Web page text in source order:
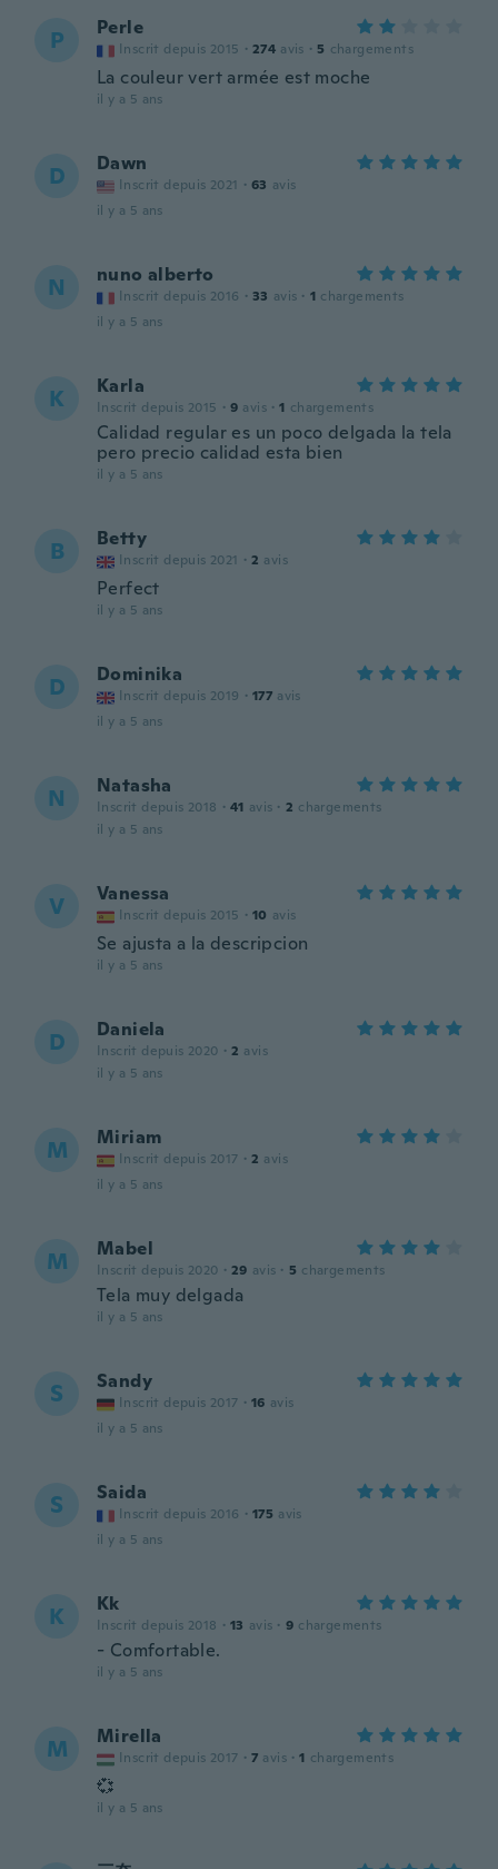
P Perle
Inscrit depuis 2015 · 274 avis · 5 chargements
La couleur vert armée est moche
il y a 5 ans
D Dawn
Inscrit depuis 2021 · 63 avis
il y a 5 ans
N nuno alberto
Inscrit depuis 2016 · 33 avis · 1 chargements
il y a 5 ans
K Karla
Inscrit depuis 2015 · 9 avis · 1 chargements
Calidad regular es un poco delgada la tela
pero precio calidad esta bien
il y a 5 ans
B Betty
Inscrit depuis 2021 · 2 avis
Perfect
il y a 5 ans
D Dominika
Inscrit depuis 2019 · 177 avis
il y a 5 ans
N Natasha
Inscrit depuis 2018 · 41 avis · 2 chargements
il y a 5 ans
V Vanessa
Inscrit depuis 2015 · 10 avis
Se ajusta a la descripcion
il y a 5 ans
D Daniela
Inscrit depuis 2020 · 2 avis
il y a 5 ans
M Miriam
Inscrit depuis 2017 · 2 avis
il y a 5 ans
M Mabel
Inscrit depuis 2020 · 29 avis · 5 chargements
Tela muy delgada
il y a 5 ans
S Sandy
Inscrit depuis 2017 · 16 avis
il y a 5 ans
S Saida
Inscrit depuis 2016 · 175 avis
il y a 5 ans
K Kk
Inscrit depuis 2018 · 13 avis · 9 chargements
- Comfortable.
il y a 5 ans
M Mirella
Inscrit depuis 2017 · 7 avis · 1 chargements
💞
il y a 5 ans